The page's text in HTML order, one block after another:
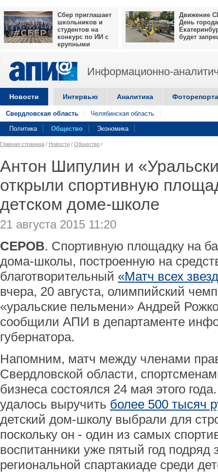
Сбер приглашает
школьников и
студентов на
конкурс по ИИ с
крупными
Движение
День города
будет
Информационно-
Новости Интервью Аналитика
Свердловская область Челябинская область
Политика Общество Экономика
Главная страница / Новости / Общество /
Антон Шипулин и
открыли спортивную
детском доме-школе
21 августа 2015 11:20
СЕРОВ. Спортивную площадку на
дома-школы, построенную на
благотворительный «Матч всех
вчера, 20 августа, олимпийский
«уральские пельмени» Андрей
сообщили АПИ в департаменте
губернатора.
Напомним, матч между членами
Свердловской области,
бизнеса состоялся 24 мая этого
удалось выручить более 500 тысяч
детский дом-школу выбрали для
поскольку он - один из самых
воспитанники уже пятый год
региональной спартакиаде среди